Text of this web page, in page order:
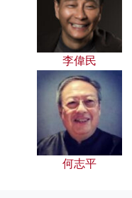
李偉民
何志平